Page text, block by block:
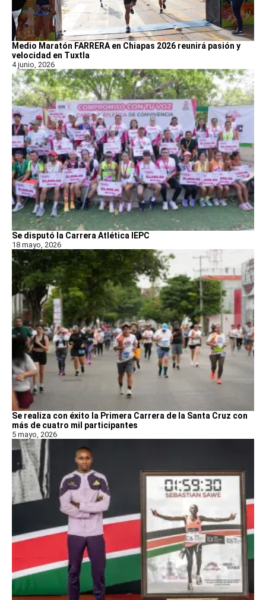
Medio Maratón FARRERA en Chiapas 2026 reunirá pasión y
velocidad en Tuxtla
4 junio, 2026
Se disputó la Carrera Atlética IEPC
18 mayo, 2026
Se realiza con éxito la Primera Carrera de la Santa Cruz con
más de cuatro mil participantes
5 mayo, 2026